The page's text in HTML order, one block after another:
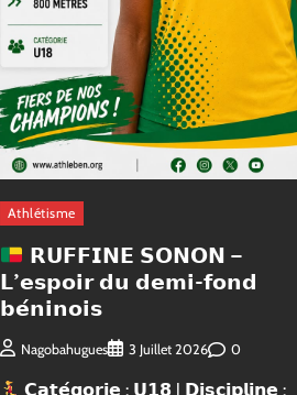
Athlétisme
𝗥𝗨𝗙𝗙𝗜𝗡𝗘 𝗦𝗢𝗡𝗢𝗡 –
𝗟’𝗲𝘀𝗽𝗼𝗶𝗿 𝗱𝘂 𝗱𝗲𝗺𝗶-𝗳𝗼𝗻𝗱
𝗯𝗲́𝗻𝗶𝗻𝗼𝗶𝘀
Nagobahugues 3 Juillet 2026 0
𝗖𝗮𝘁𝗲́𝗴𝗼𝗿𝗶𝗲 : 𝗨𝟭𝟴 | 𝗗𝗶𝘀𝗰𝗶𝗽𝗹𝗶𝗻𝗲 :